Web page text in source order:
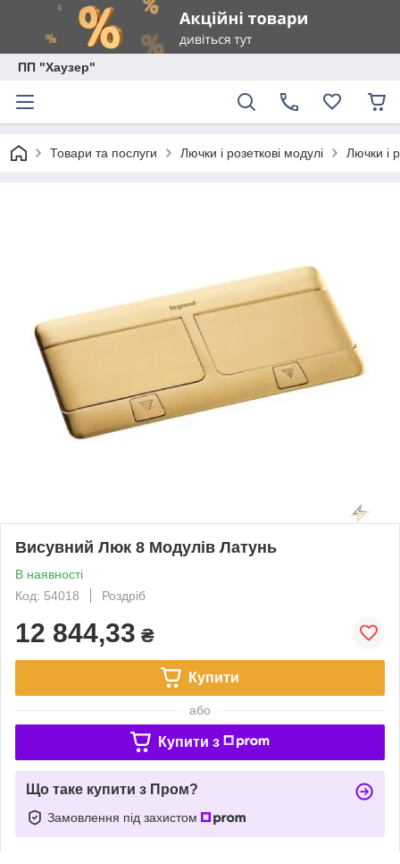
ПП "Хаузер"
Товари та послуги Лючки і розеткові модулі Лючки і
Висувний Люк 8 Модулів Латунь
В наявності
Код: 54018
Роздріб
12 844,33 ₴
Купити
або
Купити з
Що таке купити з Пром?
Замовлення під захистом